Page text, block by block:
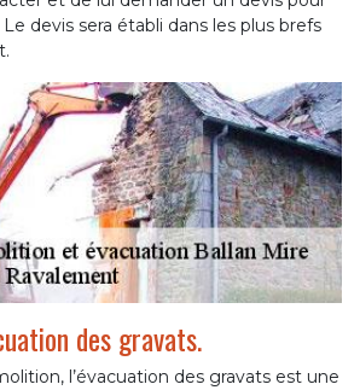
devis sera établi dans les plus brefs
des gravats.
l’évacuation des gravats est une